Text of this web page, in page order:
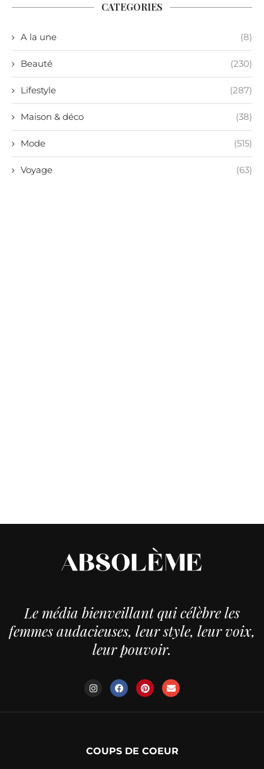
CATEGORIES
A la une (8)
Beauté (230)
Lifestyle (287)
Maison & déco (38)
Mode (515)
Voyage (63)
Le média bienveillant qui célèbre les
femmes audacieuses, leur style, leur voix,
leur pouvoir.
COUPS DE COEUR